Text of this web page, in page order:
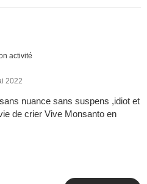
activité
2022
nuance sans suspens ,idiot et
de crier Vive Monsanto en